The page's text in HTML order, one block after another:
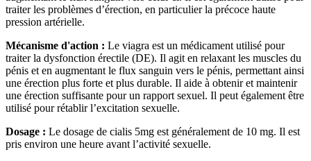
traiter les problèmes d’érection, en particulier la précoce haute
pression artérielle.
Mécanisme d'action : Le viagra est un médicament utilisé pour
traiter la dysfonction érectile (DE). Il agit en relaxant les muscles du
pénis et en augmentant le flux sanguin vers le pénis, permettant ainsi
une érection plus forte et plus durable. Il aide à obtenir et maintenir
une érection suffisante pour un rapport sexuel. Il peut également être
utilisé pour rétablir l’excitation sexuelle.
Dosage : Le dosage de cialis 5mg est généralement de 10 mg. Il est
pris environ une heure avant l’activité sexuelle.